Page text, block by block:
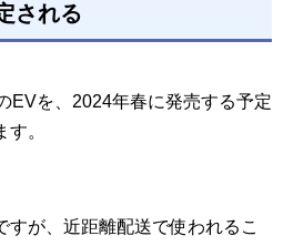
される
EVを、2024年春に発売する予定
。
すが、近距離配送で使われるこ